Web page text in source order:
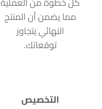
مما يضمن أن المنتج
النهائي يتجاوز
توقعاتك.
التخصيص